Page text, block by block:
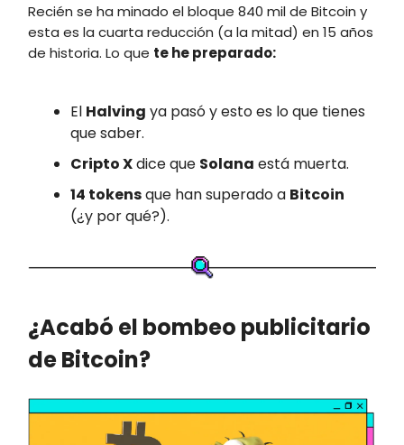
Recién se ha minado el bloque 840 mil de Bitcoin y
esta es la cuarta reducción (a la mitad) en 15 años
de historia. Lo que te he preparado:
El Halving ya pasó y esto es lo que tienes
que saber.
Cripto Xdice que Solana está muerta.
14 tokensque han superado a Bitcoin
(¿y por qué?).
¿Acabó el bombeo publicitario
de Bitcoin?